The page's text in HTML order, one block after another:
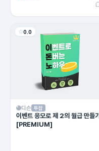
0.0
디슨 투잡
이벤트 응모로 제 2의 월급 만들기
[PREMIUM]